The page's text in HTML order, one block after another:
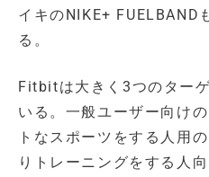
イキのNIKE+ FUELBAND
る。
Fitbitは大きく3つのター
いる。一般ユーザー向け
トなスポーツをする人用
りトレーニングをする人